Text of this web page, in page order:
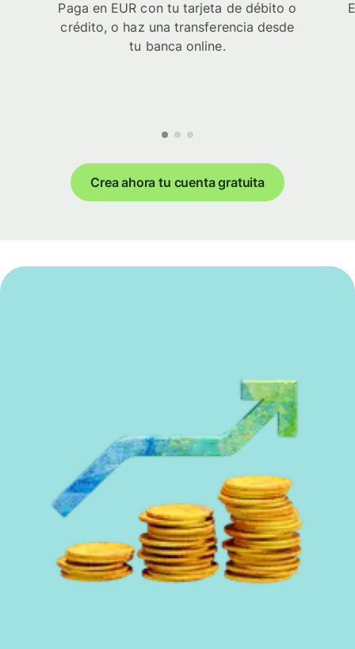
Paga en EUR con tu tarjeta de débito o
crédito, o haz una transferencia desde
tu banca online.
Crea ahora tu cuenta gratuita